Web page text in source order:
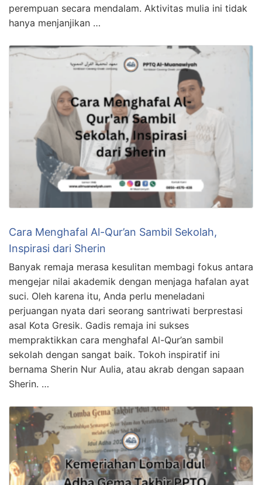
perempuan secara mendalam. Aktivitas mulia ini tidak
hanya menjanjikan …
Cara Menghafal Al-Qur’an Sambil Sekolah,
Inspirasi dari Sherin
Banyak remaja merasa kesulitan membagi fokus antara
mengejar nilai akademik dengan menjaga hafalan ayat
suci. Oleh karena itu, Anda perlu meneladani
perjuangan nyata dari seorang santriwati berprestasi
asal Kota Gresik. Gadis remaja ini sukses
mempraktikkan cara menghafal Al-Qur’an sambil
sekolah dengan sangat baik. Tokoh inspiratif ini
bernama Sherin Nur Aulia, atau akrab dengan sapaan
Sherin. …